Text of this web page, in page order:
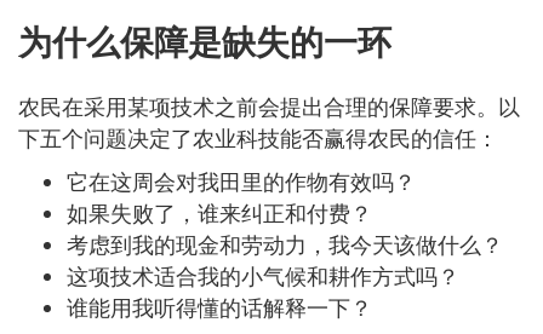
为什么保障是缺失的一环
农民在采用某项技术之前会提出合理的保障要求。以
下五个问题决定了农业科技能否赢得农民的信任：
它在这周会对我田里的作物有效吗？
如果失败了，谁来纠正和付费？
考虑到我的现金和劳动力，我今天该做什么？
这项技术适合我的小气候和耕作方式吗？
谁能用我听得懂的话解释一下？